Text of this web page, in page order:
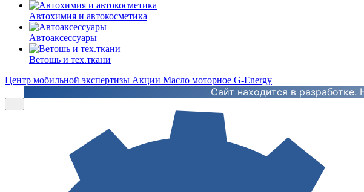
Автохимия и автокосметика
Автоаксессуары
Ветошь и тех.ткани
Центр мобильной экспертизы Акции Масло моторное G-Energy
Сайт находится в